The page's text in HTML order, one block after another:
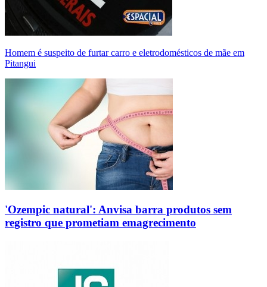
Homem é suspeito de furtar carro e eletrodomésticos de mãe em
Pitangui
'Ozempic natural': Anvisa barra produtos sem
registro que prometiam emagrecimento